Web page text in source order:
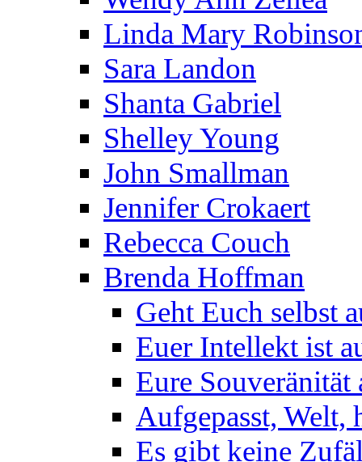
Linda Mary
Sara Landon
Shanta Gabriel
Shelley Young
John Smallman
Jennifer Crokaert
Rebecca Couch
Brenda Hoffman
Geht Euch selbst
Euer Intellekt ist
Eure Souveränität
Aufgepasst, Welt,
Es gibt keine